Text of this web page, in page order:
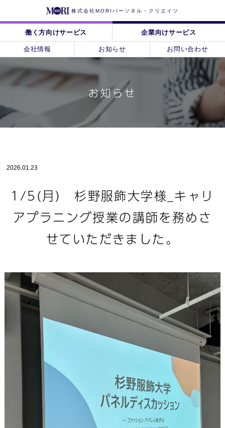
株式会社MORIパーソネル・クリエイツ
働く方向けサービス 企業向けサービス
会社情報 お知らせ お問い合わせ
お知らせ
2026.01.23
1/5(月) 杉野服飾大学様_キャリ
アプラニング授業の講師を務めさ
せていただきました。